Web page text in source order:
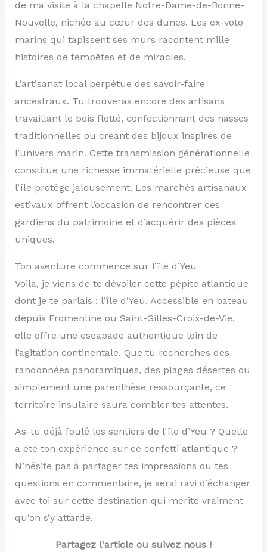
de ma visite à la chapelle Notre-Dame-de-Bonne-
Nouvelle, nichée au cœur des dunes. Les ex-voto
marins qui tapissent ses murs racontent mille
histoires de tempêtes et de miracles.
L’artisanat local perpétue des savoir-faire
ancestraux. Tu trouveras encore des artisans
travaillant le bois flotté, confectionnant des nasses
traditionnelles ou créant des bijoux inspirés de
l’univers marin. Cette transmission générationnelle
constitue une richesse immatérielle précieuse que
l’île protège jalousement. Les marchés artisanaux
estivaux offrent l’occasion de rencontrer ces
gardiens du patrimoine et d’acquérir des pièces
uniques.
Ton aventure commence sur l’île d’Yeu
Voilà, je viens de te dévoiler cette pépite atlantique
dont je te parlais : l’île d’Yeu. Accessible en bateau
depuis Fromentine ou Saint-Gilles-Croix-de-Vie,
elle offre une escapade authentique loin de
l’agitation continentale. Que tu recherches des
randonnées panoramiques, des plages désertes ou
simplement une parenthèse ressourçante, ce
territoire insulaire saura combler tes attentes.
As-tu déjà foulé les sentiers de l’île d’Yeu ? Quelle
a été ton expérience sur ce confetti atlantique ?
N’hésite pas à partager tes impressions ou tes
questions en commentaire, je serai ravi d’échanger
avec toi sur cette destination qui mérite vraiment
qu’on s’y attarde.
Partagez l'article ou suivez nous !